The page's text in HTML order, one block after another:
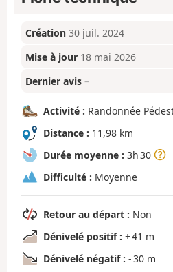
Création 30 juil. 2024
Mise à jour 18 mai 2026
Dernier avis –
Activité : Randonnée
Distance : 11,98 km
Durée moyenne : 3h 30
Difficulté : Moyenne
Retour au départ : Non
Dénivelé positif : + 41 m
Dénivelé négatif : - 30 m